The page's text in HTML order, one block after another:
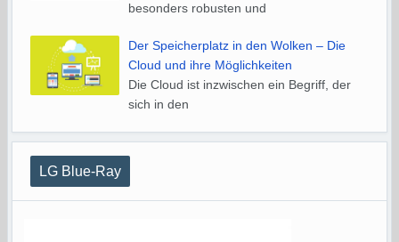
besonders robusten und
Der Speicherplatz in den Wolken – Die
Cloud und ihre Möglichkeiten
Die Cloud ist inzwischen ein Begriff, der
sich in den
LG Blue-Ray